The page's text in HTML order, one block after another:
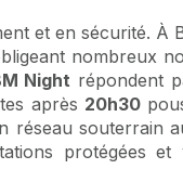
et en sécurité. À
nombreux
Night répondent
après 20h30
réseau souterrain
protégées et